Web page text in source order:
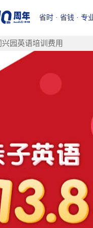
省时 · 省钱 · 专
兴园英语培训费用